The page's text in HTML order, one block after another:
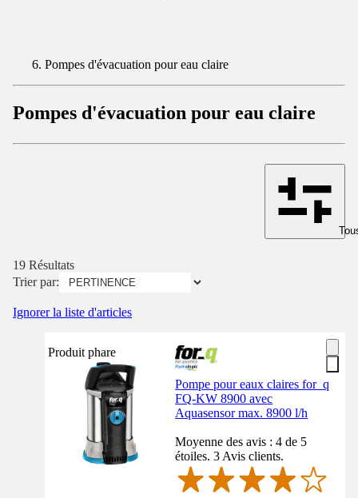
Pompes d'évacuation pour eau claire
Pompes d'évacuation pour eau claire
19 Résultats
Trier par:
Ignorer la liste d'articles
Produit phare
Pompe pour eaux claires for_q
FQ-KW 8900 avec
Aquasensor max. 8900 l/h
Moyenne des avis : 4 de 5
étoiles. 3 Avis clients.